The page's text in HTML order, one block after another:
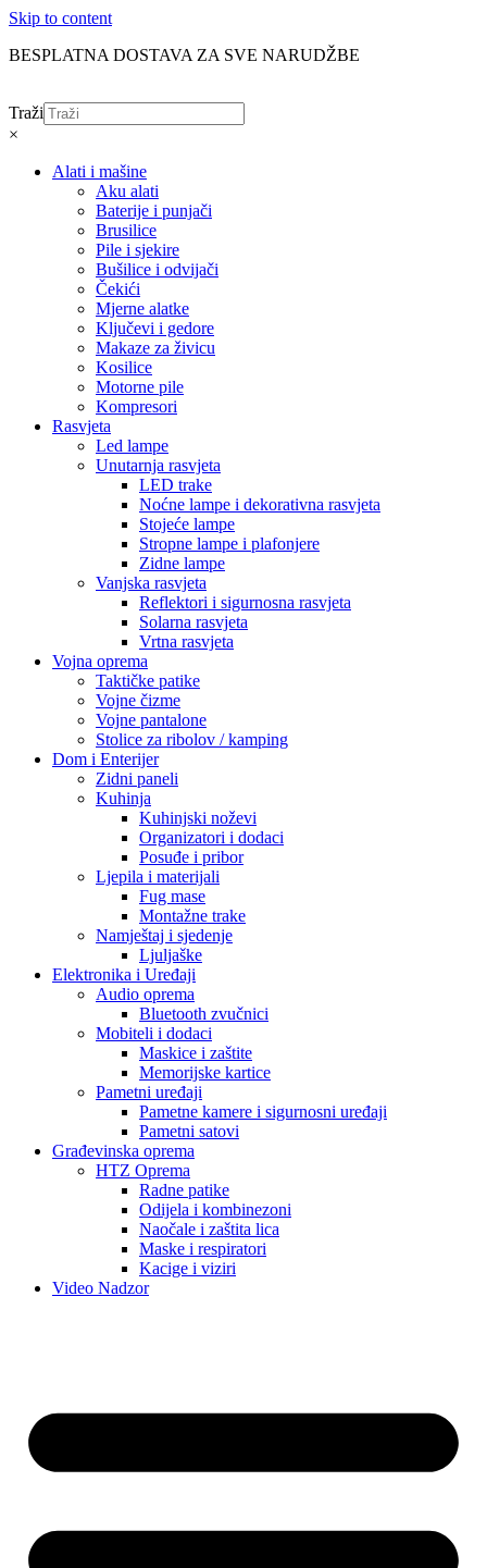
Skip to content
BESPLATNA DOSTAVA ZA SVE NARUDŽBE
Traži
×
Alati i mašine
Aku alati
Baterije i punjači
Brusilice
Pile i sjekire
Bušilice i odvijači
Čekići
Mjerne alatke
Ključevi i gedore
Makaze za živicu
Kosilice
Motorne pile
Kompresori
Rasvjeta
Led lampe
Unutarnja rasvjeta
LED trake
Noćne lampe i dekorativna rasvjeta
Stojeće lampe
Stropne lampe i plafonjere
Zidne lampe
Vanjska rasvjeta
Reflektori i sigurnosna rasvjeta
Solarna rasvjeta
Vrtna rasvjeta
Vojna oprema
Taktičke patike
Vojne čizme
Vojne pantalone
Stolice za ribolov / kamping
Dom i Enterijer
Zidni paneli
Kuhinja
Kuhinjski noževi
Organizatori i dodaci
Posuđe i pribor
Ljepila i materijali
Fug mase
Montažne trake
Namještaj i sjedenje
Ljuljaške
Elektronika i Uređaji
Audio oprema
Bluetooth zvučnici
Mobiteli i dodaci
Maskice i zaštite
Memorijske kartice
Pametni uređaji
Pametne kamere i sigurnosni uređaji
Pametni satovi
Građevinska oprema
HTZ Oprema
Radne patike
Odijela i kombinezoni
Naočale i zaštita lica
Maske i respiratori
Kacige i viziri
Video Nadzor